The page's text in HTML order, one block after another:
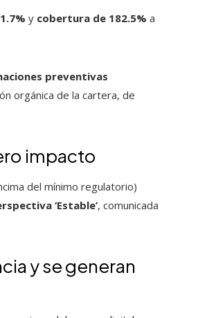
y cobertura de 182.5% a
preventivas
orgánica de la cartera, de
impacto
del mínimo regulatorio)
‘Estable’, comunicada
y se generan